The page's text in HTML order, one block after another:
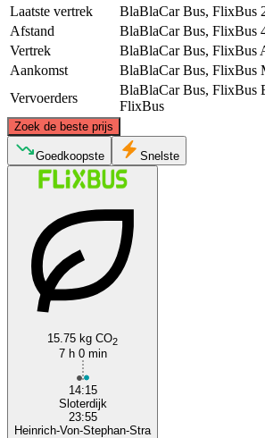
Laatste vertrek
BlaBlaCar Bus, FlixBus
Afstand
BlaBlaCar Bus, FlixBus
Vertrek
BlaBlaCar Bus, FlixBus
Aankomst
BlaBlaCar Bus, FlixBus
Vervoerders
BlaBlaCar Bus, FlixBus
FlixBus
Zoek de beste prijs
Amsterdam
Goedkoopste Snelste
15.75 kg CO2
7 h 0 min
14:15
Sloterdijk
23:55
Heinrich-Von-Stephan-Stra